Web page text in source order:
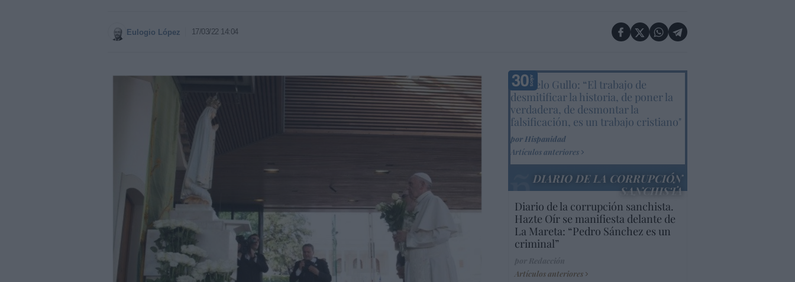
Eulogio López 17/03/22 14:04
Marcelo Gullo: “El trabajo de
desmitificar la historia, de poner la
verdadera, de desmontar la
falsificación, es un trabajo cristiano"
por Hispanidad
Artículos anteriores
DIARIO DE LA CORRUPCIÓN
SANCHISTA
Diario de la corrupción sanchista.
Hazte Oír se manifiesta delante de
La Mareta: “Pedro Sánchez es un
criminal”
Artículos anteriores